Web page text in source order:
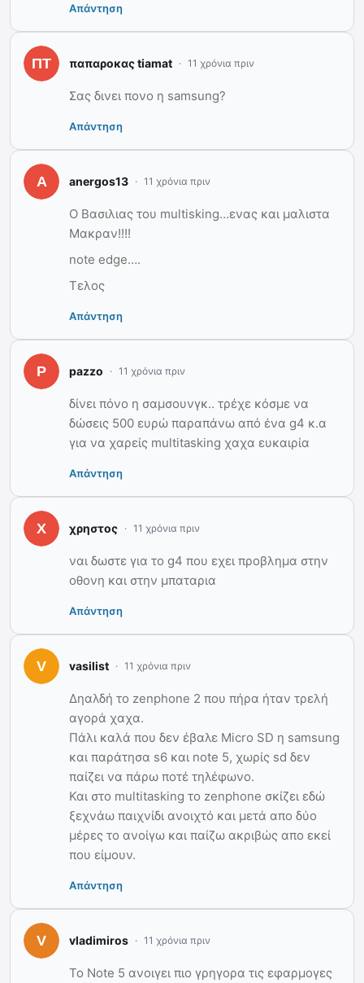
Απάντηση
παπαροκας tiamat 11 χρόνια πριν
Σας δινει πονο η samsung?
Απάντηση
anergos13 11 χρόνια πριν
Ο Βασιλιας του multisking…ενας και μαλιστα
Μακραν!!!!
note edge….
Τελος
Απάντηση
pazzo 11 χρόνια πριν
δίνει πόνο η σαμσουνγκ.. τρέχε κόσμε να
δώσεις 500 ευρώ παραπάνω από ένα g4 κ.α
για να χαρείς multitasking χαχα ευκαιρία
Απάντηση
χρηστος 11 χρόνια πριν
ναι δωστε για το g4 που εχει προβλημα στην
οθονη και στην μπαταρια
Απάντηση
vasilist 11 χρόνια πριν
Δηαλδή το zenphone 2 που πήρα ήταν τρελή
αγορά χαχα.
Πάλι καλά που δεν έβαλε Micro SD η samsung
και παράτησα s6 και note 5, χωρίς sd δεν
παίζει να πάρω ποτέ τηλέφωνο.
Και στο multitasking το zenphone σκίζει εδώ
ξεχνάω παιχνίδι ανοιχτό και μετά απο δύο
μέρες το ανοίγω και παίζω ακριβώς απο εκεί
που είμουν.
Απάντηση
vladimiros 11 χρόνια πριν
Το Νote 5 ανοιγει πιο γρηγορα τις εφαρμογες